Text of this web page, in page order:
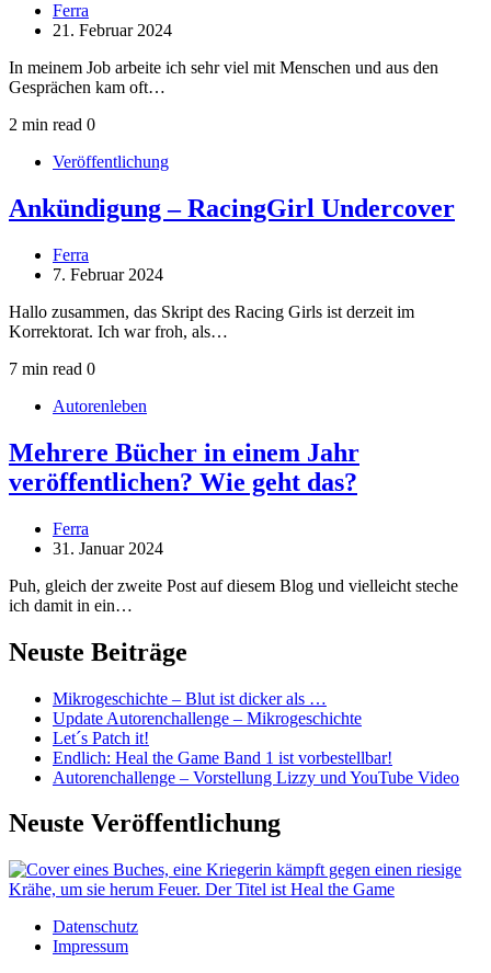
Ferra
21. Februar 2024
In meinem Job arbeite ich sehr viel mit Menschen und aus den
Gesprächen kam oft…
2 min read 0
Veröffentlichung
Ankündigung – RacingGirl Undercover
Ferra
7. Februar 2024
Hallo zusammen, das Skript des Racing Girls ist derzeit im
Korrektorat. Ich war froh, als…
7 min read 0
Autorenleben
Mehrere Bücher in einem Jahr
veröffentlichen? Wie geht das?
Ferra
31. Januar 2024
Puh, gleich der zweite Post auf diesem Blog und vielleicht steche
ich damit in ein…
Neuste Beiträge
Mikrogeschichte – Blut ist dicker als …
Update Autorenchallenge – Mikrogeschichte
Let´s Patch it!
Endlich: Heal the Game Band 1 ist vorbestellbar!
Autorenchallenge – Vorstellung Lizzy und YouTube Video
Neuste Veröffentlichung
Datenschutz
Impressum